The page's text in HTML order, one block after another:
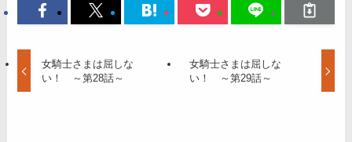
女騎士さまは屈しな
い！ ～第28話～
女騎士さまは屈しな
い！ ～第29話～